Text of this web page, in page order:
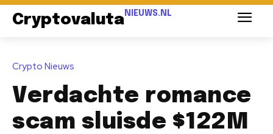
Cryptovaluta NIEUWS.NL
Crypto Nieuws
Verdachte romance
scam sluisde $122M